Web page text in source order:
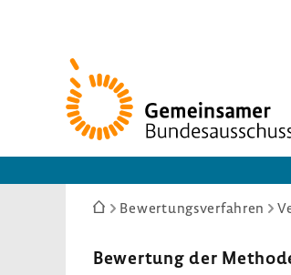
Zur
Startseite
Sie
hier:
Bewertungsverfahren
Bewer­tung der